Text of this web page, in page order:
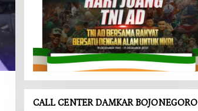
CALL CENTER DAMKAR BOJONEGORO